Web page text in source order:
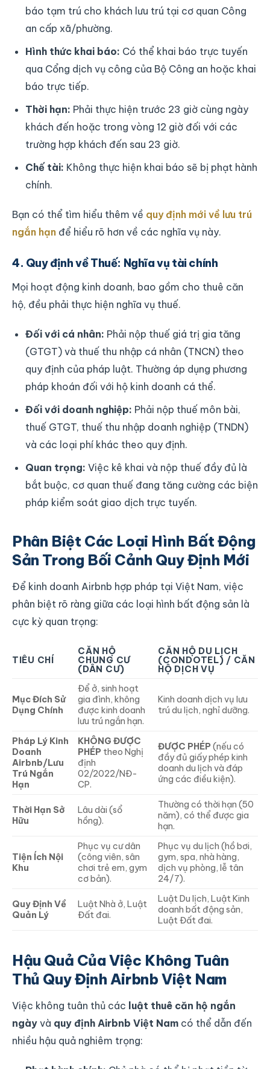
báo tạm trú cho khách lưu trú tại cơ quan Công
an cấp xã/phường.
Hình thức khai báo: Có thể khai báo trực tuyến
qua Cổng dịch vụ công của Bộ Công an hoặc khai
báo trực tiếp.
Thời hạn: Phải thực hiện trước 23 giờ cùng ngày
khách đến hoặc trong vòng 12 giờ đối với các
trường hợp khách đến sau 23 giờ.
Chế tài: Không thực hiện khai báo sẽ bị phạt hành
chính.
Bạn có thể tìm hiểu thêm về quy định mới về lưu trú
ngắn hạn để hiểu rõ hơn về các nghĩa vụ này.
4. Quy định về Thuế: Nghĩa vụ tài chính
Mọi hoạt động kinh doanh, bao gồm cho thuê căn
hộ, đều phải thực hiện nghĩa vụ thuế.
Đối với cá nhân: Phải nộp thuế giá trị gia tăng
(GTGT) và thuế thu nhập cá nhân (TNCN) theo
quy định của pháp luật. Thường áp dụng phương
pháp khoán đối với hộ kinh doanh cá thể.
Đối với doanh nghiệp: Phải nộp thuế môn bài,
thuế GTGT, thuế thu nhập doanh nghiệp (TNDN)
và các loại phí khác theo quy định.
Quan trọng: Việc kê khai và nộp thuế đầy đủ là
bắt buộc, cơ quan thuế đang tăng cường các biện
pháp kiểm soát giao dịch trực tuyến.
Phân Biệt Các Loại Hình Bất Động
Sản Trong Bối Cảnh Quy Định Mới
Để kinh doanh Airbnb hợp pháp tại Việt Nam, việc
phân biệt rõ ràng giữa các loại hình bất động sản là
cực kỳ quan trọng:
TIÊU CHÍ
CĂN HỘ
CHUNG CƯ
(DÂN CƯ)
CĂN HỘ DU LỊCH
(CONDOTEL) / CĂN
HỘ DỊCH VỤ
Mục Đích Sử
Dụng Chính
Để ở, sinh hoạt
gia đình, không
được kinh doanh
lưu trú ngắn hạn.
Kinh doanh dịch vụ lưu
trú du lịch, nghỉ dưỡng.
Pháp Lý Kinh
Doanh
Airbnb/Lưu
Trú Ngắn
Hạn
KHÔNG ĐƯỢC
PHÉP theo Nghị
định
02/2022/NĐ-
CP.
ĐƯỢC PHÉP(nếu có
đầy đủ giấy phép kinh
doanh du lịch và đáp
ứng các điều kiện).
Thời Hạn Sở
Hữu
Lâu dài (sổ
hồng).
Thường có thời hạn (50
năm), có thể được gia
hạn.
Tiện Ích Nội
Khu
Phục vụ cư dân
(công viên, sân
chơi trẻ em, gym
cơ bản).
Phục vụ du lịch (hồ bơi,
gym, spa, nhà hàng,
dịch vụ phòng, lễ tân
24/7).
Quy Định Về
Quản Lý
Luật Nhà ở, Luật
Đất đai.
Luật Du lịch, Luật Kinh
doanh bất động sản,
Luật Đất đai.
Hậu Quả Của Việc Không Tuân
Thủ Quy Định Airbnb Việt Nam
Việc không tuân thủ các luật thuê căn hộ ngắn
ngày và quy định Airbnb Việt Nam có thể dẫn đến
nhiều hậu quả nghiêm trọng: